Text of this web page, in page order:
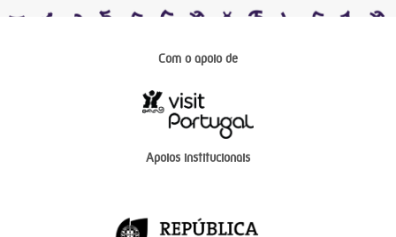
Com o apoio de
Apoios institucionais